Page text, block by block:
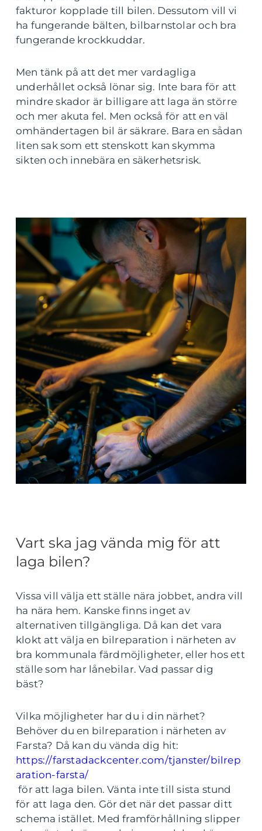
fakturor kopplade till bilen. Dessutom vill vi
ha fungerande bälten, bilbarnstolar och bra
fungerande krockkuddar.
Men tänk på att det mer vardagliga
underhållet också lönar sig. Inte bara för att
mindre skador är billigare att laga än större
och mer akuta fel. Men också för att en väl
omhändertagen bil är säkrare. Bara en sådan
liten sak som ett stenskott kan skymma
sikten och innebära en säkerhetsrisk.
Vart ska jag vända mig för att
laga bilen?
Vissa vill välja ett ställe nära jobbet, andra vill
ha nära hem. Kanske finns inget av
alternativen tillgängliga. Då kan det vara
klokt att välja en bilreparation i närheten av
bra kommunala färdmöjligheter, eller hos ett
ställe som har lånebilar. Vad passar dig
bäst?
Vilka möjligheter har du i din närhet?
Behöver du en bilreparation i närheten av
Farsta? Då kan du vända dig hit:
https://farstadackcenter.com/tjanster/bilrep
aration-farsta/
för att laga bilen. Vänta inte till sista stund
för att laga den. Gör det när det passar ditt
schema istället. Med framförhållning slipper